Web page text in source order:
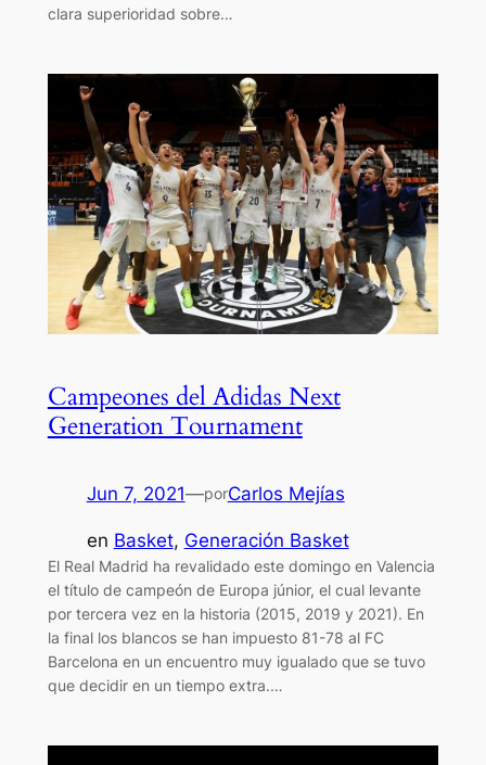
clara superioridad sobre…
Campeones del Adidas Next
Generation Tournament
Jun 7, 2021—porCarlos Mejías
en Basket, Generación Basket
El Real Madrid ha revalidado este domingo en Valencia
el título de campeón de Europa júnior, el cual levante
por tercera vez en la historia (2015, 2019 y 2021). En
la final los blancos se han impuesto 81-78 al FC
Barcelona en un encuentro muy igualado que se tuvo
que decidir en un tiempo extra.…